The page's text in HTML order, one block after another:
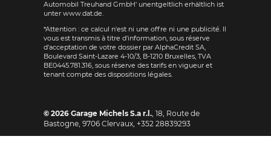
Automobil Treuhand GmbH' unentgeltlich erhältlich ist
unter www.dat.de.
*Attention : ce calcul n'est ni une offre ni une publicité. Il
vous est transmis à titre d'information, sous réserve
d'acceptation de votre dossier par AlphaCredit SA,
Boulevard Saint-Lazare 4-10/3, B-1210 Bruxelles, TVA
BE0445.781.316, sous réserve des tarifs en vigueur et
tenant compte des dispositions légales.
© 2026 Garage Michels S.a r.l., 18, Route de
Bastogne, 9706 Clervaux, +352 28839293